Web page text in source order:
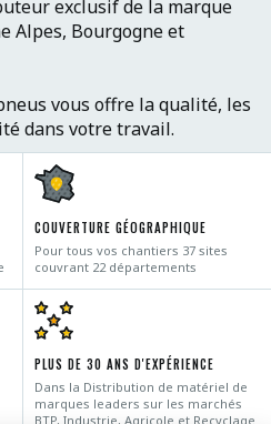
exclusif de la marque
Alpes, Bourgogne et
vous offre la qualité, les
dans votre travail.
COUVERTURE GÉOGRAPHIQUE
Pour tous vos chantiers 37 sites
couvrant 22 départements
PLUS DE 30 ANS D'EXPÉRIENCE
Dans la Distribution de matériel de
marques leaders sur les marchés
BTP, Industrie, Agricole et Recyclage